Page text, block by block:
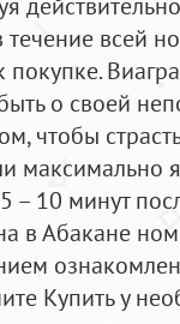
всей
о своей
чтобы
максимально
– 10 минут
в Абакане
Купить у